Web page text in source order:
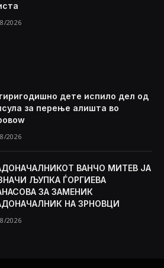
2026
дете испило дел од
за перење алишта во
2026
ВАНЧО МИТЕВ ЈА
ЉУПКА ЃОРГИЕВА
ЗА ЗАМЕНИК
НА ЗРНОВЦИ
2026